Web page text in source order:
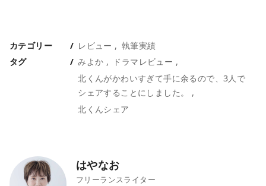
カテゴリー レビュー
執筆実績
タグ
みよか
ドラマレビュー
北くんがかわいすぎて手に余るので、3人で
シェアすることにしました。
北くんシェア
はやなお
フリーランスライター